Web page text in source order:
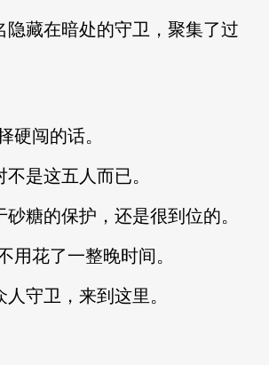
隐藏在暗处的守卫，聚集了过
硬闯的话。
是这五人而已。
糖的保护，还是很到位的。
用花了一整晚时间。
守卫，来到这里。